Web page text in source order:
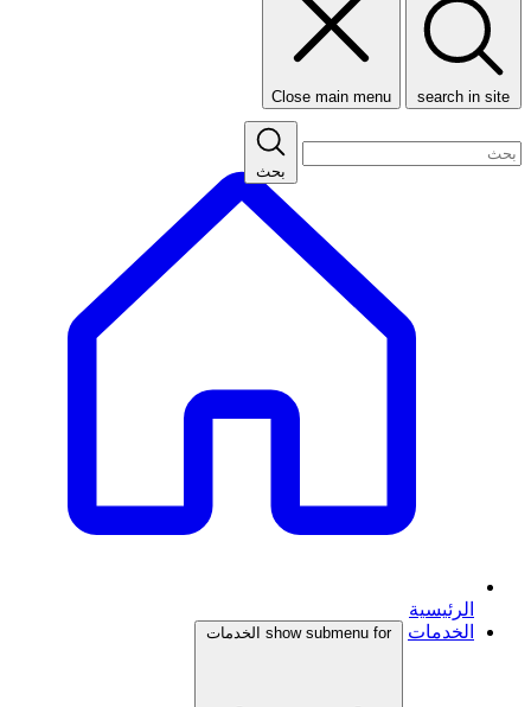
search in site
Close main menu
بحث
الرئيسية
الخدمات
show submenu for الخدمات